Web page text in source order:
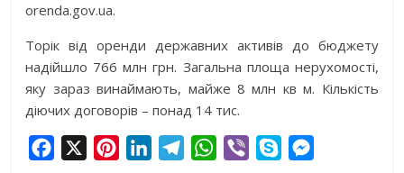
orenda.gov.ua.
Торік від оренди державних активів до бюджету
надійшло 766 млн грн. Загальна площа нерухомості,
яку зараз винаймають, майже 8 млн кв м. Кількість
діючих договорів – понад 14 тис.
W